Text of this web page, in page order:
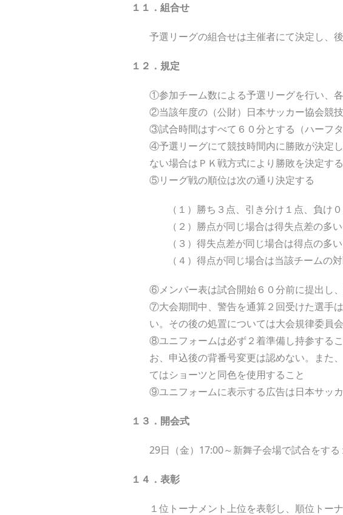
１１．組合せ
予選リーグの組合せは主催者にて決定し、
１２．規定
①参加チーム数による予選リーグを行い、
②当該年度の（公財）日本サッカー協会競
③試合時間はすべて６０分とする（ハーフタ
④予選リーグにて競技時間内に勝敗が決定
ない場合はＰＫ戦方式により勝敗を決定する
⑤リーグ戦の順位は次の通り決定する
（１）勝ち３点、引き分け１点、負け
（２）勝点が同じ場合は得失点差の多
（３）得失点差が同じ場合は得点の多
（４）得点が同じ場合は当該チームの
⑥メンバー表は試合開始６０分前に提出し
⑦大会期間中、警告を通算２回受けた選手
い。その後の処置については大会規律委員
⑧ユニフォームは必ず２着準備し持参する
お、申込後の背番号変更は認めない。また
てはショーツと同色を使用すること
⑨ユニフォームに表示する広告は日本サッ
１３．開会式
29日（金）17:00～新舞子会場で試合をす
１４．表彰
１位トーナメント上位を表彰し、順位トー